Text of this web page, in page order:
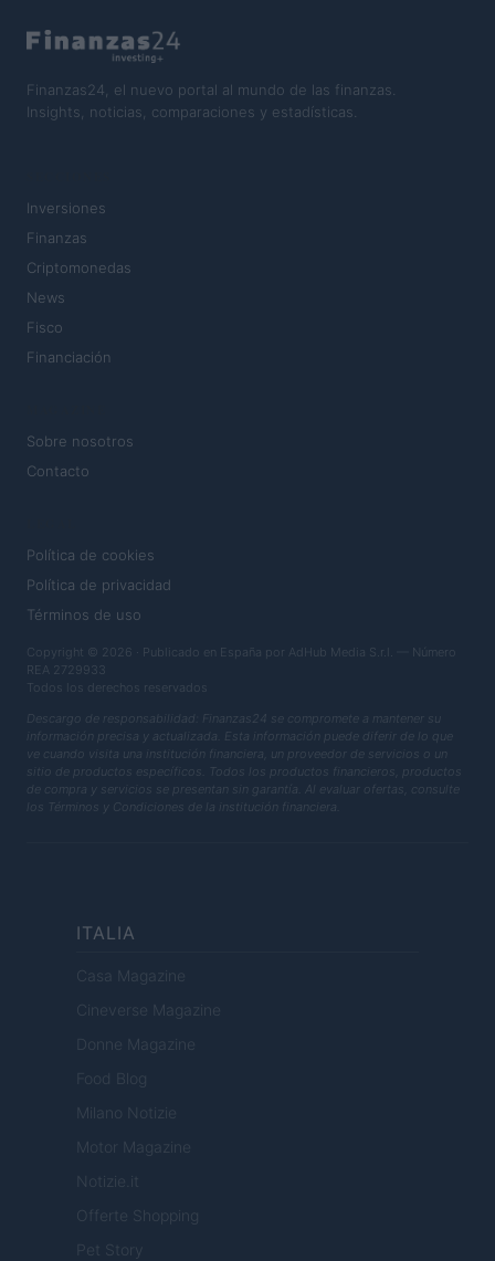
Finanzas24, el nuevo portal al mundo de las finanzas.
Insights, noticias, comparaciones y estadísticas.
Inversiones
Finanzas
Criptomonedas
News
Fisco
Financiación
Sobre nosotros
Contacto
Política de cookies
Política de privacidad
Términos de uso
Copyright © 2026 · Publicado en España por AdHub Media S.r.l. — Número
REA 2729933
Todos los derechos reservados
Descargo de responsabilidad: Finanzas24 se compromete a mantener su
información precisa y actualizada. Esta información puede diferir de lo que
ve cuando visita una institución financiera, un proveedor de servicios o un
sitio de productos específicos. Todos los productos financieros, productos
de compra y servicios se presentan sin garantía. Al evaluar ofertas, consulte
los Términos y Condiciones de la institución financiera.
ITALIA
Casa Magazine
Cineverse Magazine
Donne Magazine
Food Blog
Milano Notizie
Motor Magazine
Notizie.it
Offerte Shopping
Pet Story